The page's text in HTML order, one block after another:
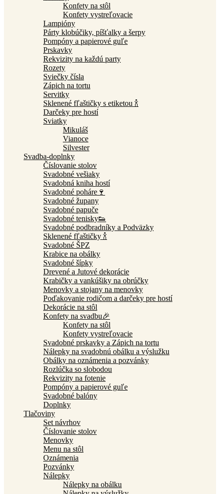
Konfety na stôl
Konfety vystreľovacie
Lampióny
Párty klobúčiky, píšťalky a šerpy
Pompóny a papierové guľe
Prskavky
Rekvizity na každú party
Rozety
Sviečky čísla
Zápich na tortu
Servitky
Sklenené fľaštičky s etiketou 🍾
Darčeky pre hostí
Sviatky
Mikuláš
Vianoce
Silvester
Svadba-doplnky
Číslovanie stolov
Svadobné vešiaky
Svadobná kniha hostí
Svadobné poháre🍷
Svadobné župany
Svadobné papuče
Svadobné tenisky👟
Svadobné podbradníky a Podväzky
Sklenené fľaštičky 🍾
Svadobné ŠPZ
Krabice na obálky
Svadobné šípky
Drevené a Jutové dekorácie
Krabičky a vankúšiky na obrúčky
Menovky a stojany na menovky
Poďakovanie rodičom a darčeky pre hostí
Dekorácie na stôl
Konfety na svadbu🎉
Konfety na stôl
Konfety vystreľovacie
Svadobné prskavky a Zápich na tortu
Nálepky na svadobnú obálku a výslužku
Obálky na oznámenia a pozvánky
Rozlúčka so slobodou
Rekvizity na fotenie
Pompóny a papierové guľe
Svadobné balóny
Doplnky
Tlačoviny
Set návrhov
Číslovanie stolov
Menovky
Menu na stôl
Oznámenia
Pozvánky
Nálepky
Nálepky na obálku